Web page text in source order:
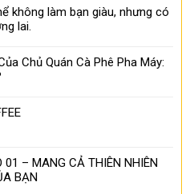
không làm bạn giàu, nhưng có
lai.
Chủ Quán Cà Phê Pha Máy:
01 – MANG CẢ THIÊN NHIÊN
BẠN